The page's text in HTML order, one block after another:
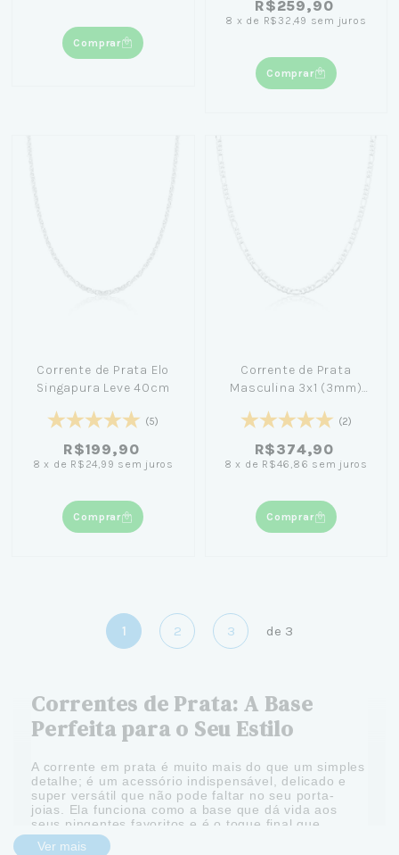
Comprar
R$259,90
8 x de R$32,49 sem juros
Comprar
Corrente de Prata Elo
Singapura Leve 40cm
(5)
R$199,90
8 x de R$24,99 sem juros
Comprar
Corrente de Prata
Masculina 3x1 (3mm)
(2)
R$374,90
8 x de R$46,86 sem juros
Comprar
1 2 3 de 3
Correntes de Prata: A Base
Perfeita para o Seu Estilo
A corrente em prata é muito mais do que um simples
detalhe; é um acessório indispensável, delicado e
super versátil que não pode faltar no seu porta-
joias. Ela funciona como a base que dá vida aos
seus pingentes favoritos e é o toque final que
complementa qualquer visual, dos mais produzidos
Ver mais